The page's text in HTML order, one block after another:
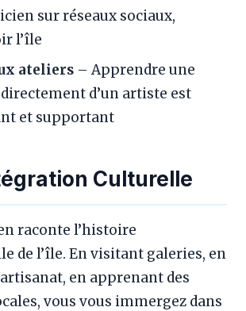
sur réseaux sociaux,
l’île
ateliers – Apprendre une
d’un artiste est
et supportant
Culturelle
raconte l’histoire
de l’île. En visitant galeries, en
en apprenant des
vous vous immergez dans